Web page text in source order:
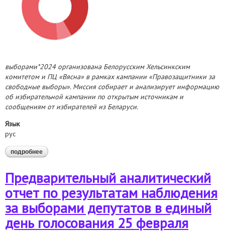
выборами*2024 организована Белорусским Хельсинкским
комитетом и ПЦ «Вясна» в рамках кампании «Правозащитники за
свободные выборы». Миссия собирает и анализирует информацию
об избирательной кампании по открытым источникам и
сообщениям от избирателей из Беларуси.
Язык
рус
подробнее о предварительный аналитический отчет по результатам
наблюдения за выборами депутатов в единый день
Предварительный аналитический
отчет по результатам наблюдения
за выборами депутатов в единый
день голосования 25 февраля